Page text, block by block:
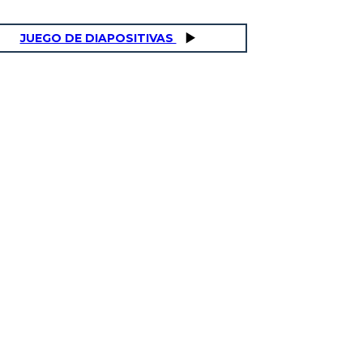
JUEGO DE DIAPOSITIVAS